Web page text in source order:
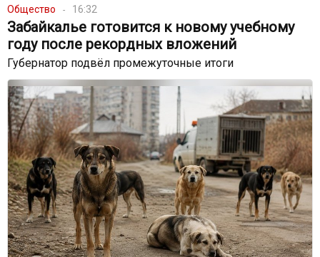
Общество 16:32
Забайкалье готовится к новому учебному
году после рекордных вложений
Губернатор подвёл промежуточные итоги